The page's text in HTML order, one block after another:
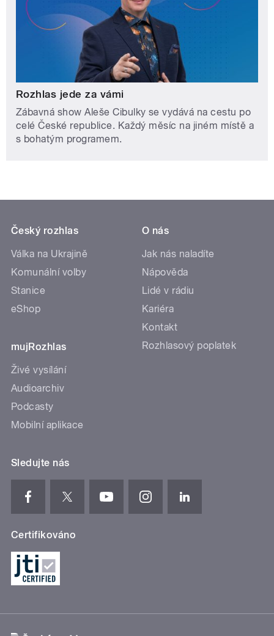
Rozhlas jede za vámi
Zábavná show Aleše Cibulky se vydává na cestu po
celé České republice. Každý měsíc na jiném místě a
s bohatým programem.
Český rozhlas
Válka na Ukrajině
Komunální volby
Stanice
eShop
mujRozhlas
Živé vysílání
Audioarchiv
Podcasty
Mobilní aplikace
O nás
Jak nás naladíte
Nápověda
Lidé v rádiu
Kariéra
Kontakt
Rozhlasový poplatek
Sledujte nás
Certifikováno